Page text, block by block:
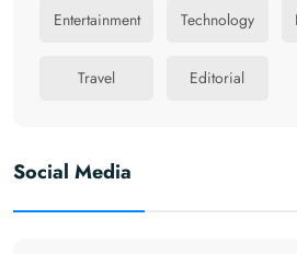
Entertainment Technology
Travel Editorial
Social Media